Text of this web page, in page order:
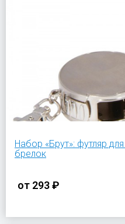
Набор «Брут»: футляр
брелок
от 293 ₽